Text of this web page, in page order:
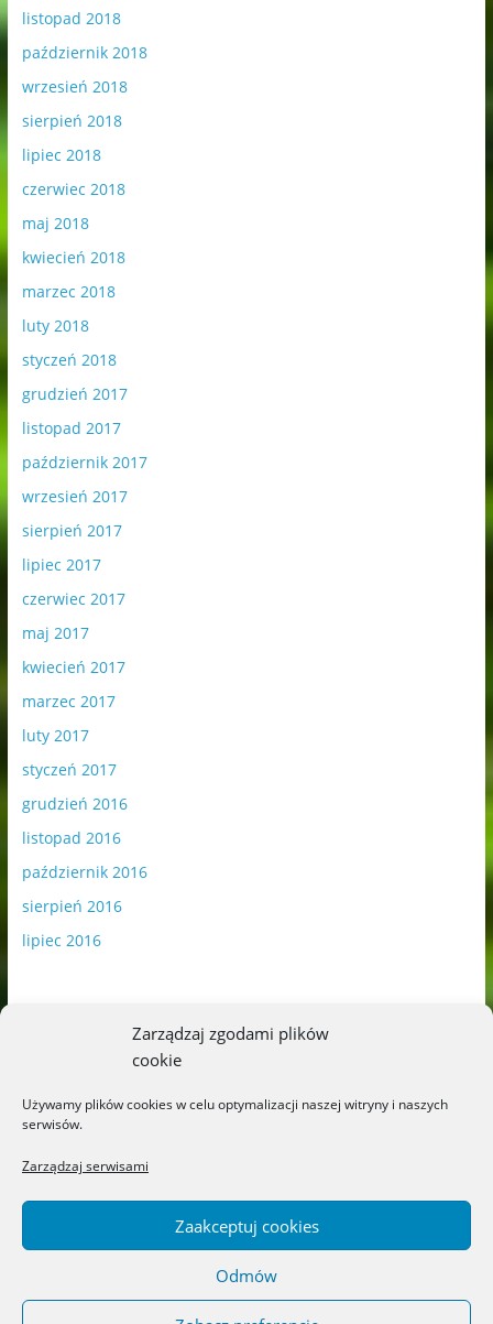
Zarządzaj zgodami plików
cookie
Używamy plików cookies w celu optymalizacji naszej witryny i naszych
serwisów.
Zarządzaj serwisami
Zaakceptuj cookies
Odmów
listopad 2018
październik 2018
wrzesień 2018
sierpień 2018
lipiec 2018
czerwiec 2018
maj 2018
kwiecień 2018
marzec 2018
luty 2018
styczeń 2018
grudzień 2017
listopad 2017
październik 2017
wrzesień 2017
sierpień 2017
lipiec 2017
czerwiec 2017
maj 2017
kwiecień 2017
marzec 2017
luty 2017
styczeń 2017
grudzień 2016
listopad 2016
październik 2016
sierpień 2016
lipiec 2016
Blog o książkach dla dzieci i młodzieży –
recenzje i rekomendacje. All rights reserved.